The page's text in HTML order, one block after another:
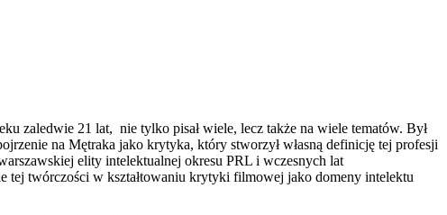
zaledwie 21 lat, nie tylko pisał wiele, lecz także na wiele tematów. Był
na Mętraka jako krytyka, który stworzył własną definicję tej profesji
elity intelektualnej okresu PRL i wczesnych lat
tej twórczości w kształtowaniu krytyki filmowej jako domeny intelektu